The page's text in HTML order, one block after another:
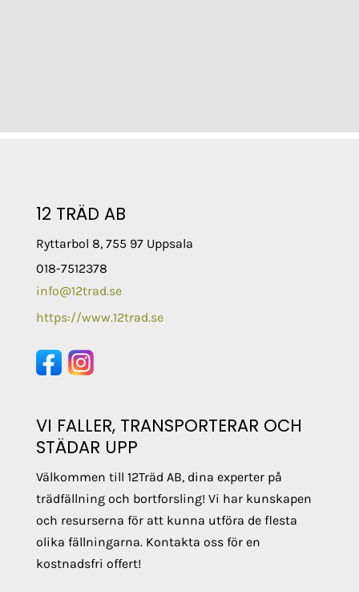
12 TRÄD AB
Ryttarbol 8, 755 97 Uppsala
018-7512378
info@12trad.se
https://www.12trad.se
VI FALLER, TRANSPORTERAR OCH
STÄDAR UPP
Välkommen till 12Träd AB, dina experter på
trädfällning och bortforsling! Vi har kunskapen
och resurserna för att kunna utföra de flesta
olika fällningarna. Kontakta oss för en
kostnadsfri offert!